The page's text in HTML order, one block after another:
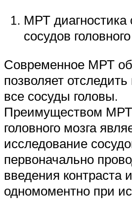
МРТ диагностика
сосудов
Современное МРТ
позволяет отследить
все сосуды головы.
Преимуществом МРТ
головного мозга
исследование
первоначально
введения контраста и
одномоментно при